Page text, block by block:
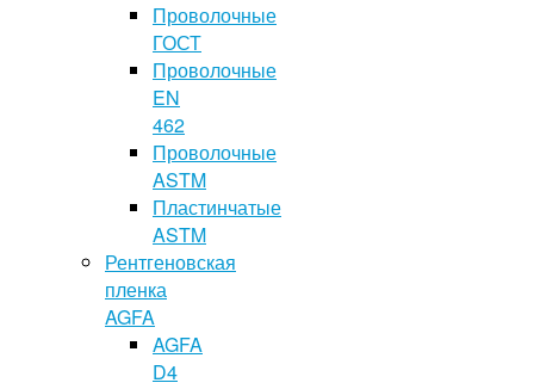
Проволочные
ГОСТ
Проволочные
EN
462
Проволочные
ASTM
Пластинчатые
ASTM
Рентгеновская
пленка
AGFA
AGFA
D4